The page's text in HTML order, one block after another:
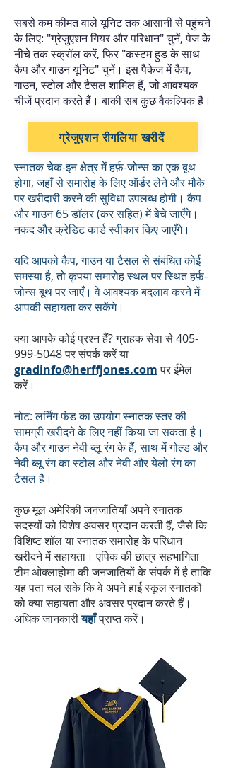
सबसे कम कीमत वाले यूनिट तक आसानी से पहुंचने
के लिए: "ग्रेजुएशन गियर और परिधान" चुनें, पेज के
नीचे तक स्क्रॉल करें, फिर "कस्टम हुड के साथ
कैप और गाउन यूनिट" चुनें। इस पैकेज में कैप,
गाउन, स्टोल और टैसल शामिल हैं, जो आवश्यक
चीजें प्रदान करते हैं। बाकी सब कुछ वैकल्पिक है।
ग्रेजुएशन रीगलिया खरीदें
स्नातक चेक-इन क्षेत्र में हर्फ़-जोन्स का एक बूथ
होगा, जहाँ से समारोह के लिए ऑर्डर लेने और मौके
पर खरीदारी करने की सुविधा उपलब्ध होगी। कैप
और गाउन 65 डॉलर (कर सहित) में बेचे जाएँगे।
नकद और क्रेडिट कार्ड स्वीकार किए जाएँगे।
यदि आपको कैप, गाउन या टैसल से संबंधित कोई
समस्या है, तो कृपया समारोह स्थल पर स्थित हर्फ़-
जोन्स बूथ पर जाएँ। वे आवश्यक बदलाव करने में
आपकी सहायता कर सकेंगे।
क्या आपके कोई प्रश्न हैं? ग्राहक सेवा से405-
999-5048पर संपर्क करें या
gradinfo@herffjones.comपर ईमेल
करें।
नोट: लर्निंग फंड का उपयोग स्नातक स्तर की
सामग्री खरीदने के लिए नहीं किया जा सकता है।
कैप और गाउन नेवी ब्लू रंग के हैं, साथ में गोल्ड और
नेवी ब्लू रंग का स्टोल और नेवी और येलो रंग का
टैसल है।
कुछ मूल अमेरिकी जनजातियाँ अपने स्नातक
सदस्यों को विशेष अवसर प्रदान करती हैं, जैसे कि
विशिष्ट शॉल या स्नातक समारोह के परिधान
खरीदने में सहायता। एपिक की छात्र सहभागिता
टीम ओक्लाहोमा की जनजातियों के संपर्क में है ताकि
यह पता चल सके कि वे अपने हाई स्कूल स्नातकों
को क्या सहायता और अवसर प्रदान करते हैं।
अधिक जानकारीयहाँप्राप्त करें।